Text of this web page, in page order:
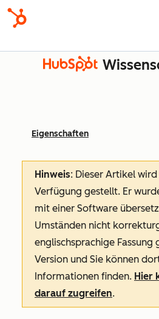
Eigenschaften
Hinweis: Dieser Artikel
Verfügung gestellt. Er
mit einer Software
Umständen nicht
englischsprachige Fassung
Version und Sie können
Informationen finden. Hier
darauf zugreifen.